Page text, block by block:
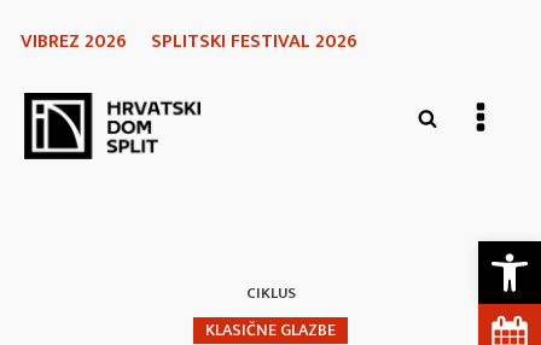
VIBREZ 2026 SPLITSKI FESTIVAL 2026
CIKLUS
KLASIČNE GLAZBE